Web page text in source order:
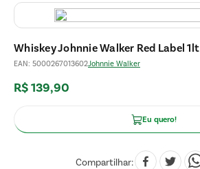
Whiskey Johnnie Walker Red Label 1lt
EAN: 5000267013602Johnnie Walker
R$139,90
Eu quero!
Compartilhar